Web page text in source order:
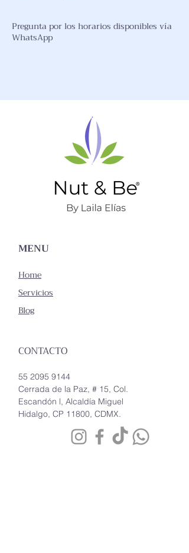
Pregunta por los horarios disponibles vía
MENU
Home
Servicios
Blog
CONTACTO
55 2095 9144
Cerrada de la Paz, # 15, Col.
Escandón l, Alcaldía Miguel
Hidalgo, CP 11800, CDMX.